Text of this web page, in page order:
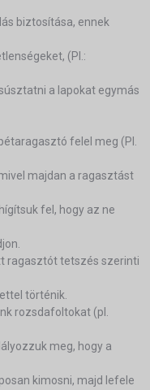
biztosítása, ennek
(Pl.:
a lapokat egymás
felel meg (Pl.
majdan a ragasztást
fel, hogy az ne
ragasztót tetszés szerinti
történik.
rozsdafoltokat (pl.
meg, hogy a
kimosni, majd lefele